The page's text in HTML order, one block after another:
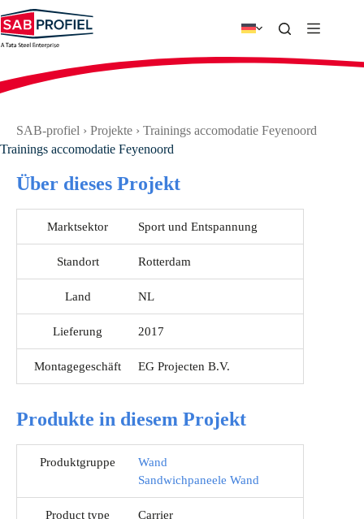
Inhalt
springen
SAB-profiel › Projekte › Trainings accomodatie Feyenoord
Trainings accomodatie Feyenoord
Über dieses Projekt
Marktsektor Sport und Entspannung
Standort Rotterdam
Land NL
Lieferung 2017
Montagegeschäft EG Projecten B.V.
Produkte in diesem Projekt
Produktgruppe
Wand
Sandwichpaneele Wand
Product type Carrier